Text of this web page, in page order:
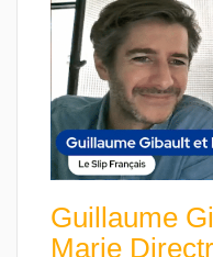
Guillaume
Marie